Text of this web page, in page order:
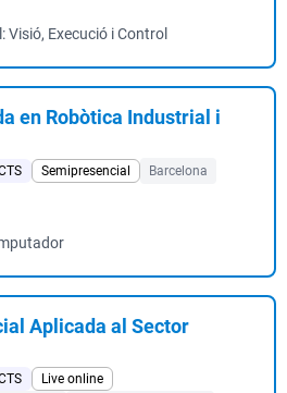
Visió, Execució i Control
en Robòtica Industrial i
Semipresencial
Barcelona
Aplicada al Sector
Live online